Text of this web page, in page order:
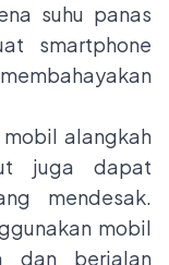
suhu panas
smartphone
alangkah
juga dapat
mendesak.
mobil
dan berjalan